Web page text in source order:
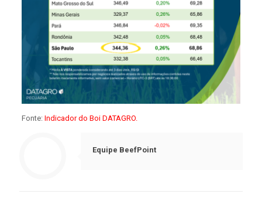
Fonte: Indicador do Boi DATAGRO.
Equipe BeefPoint